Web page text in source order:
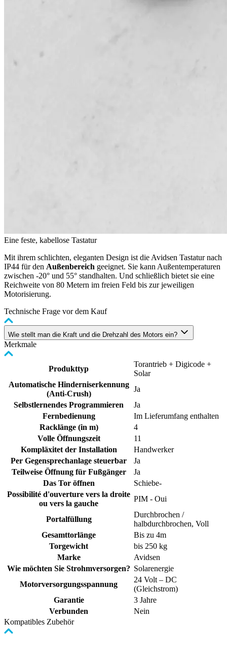
Eine feste, kabellose Tastatur
Mit ihrem schlichten, eleganten Design ist die Avidsen Tastatur nach
IP44 für den Außenbereich geeignet. Sie kann Außentemperaturen
zwischen -20° und 55° standhalten. Und schließlich bietet sie eine
Reichweite von 80 Metern im freien Feld bis zur jeweiligen
Motorisierung.
Technische Frage vor dem Kauf
Wie stellt man die Kraft und die Drehzahl des Motors ein?
Merkmale
Produkttyp
Torantrieb + Digicode +
Solar
Automatische Hinderniserkennung
(Anti-Crush)
Ja
Selbstlernendes Programmieren
Ja
Fernbedienung
Im Lieferumfang enthalten
Racklänge (in m)
4
Volle Öffnungszeit
11
Kompläxitet der Installation
Handwerker
Per Gegensprechanlage steuerbar
Ja
Teilweise Öffnung für Fußgänger
Ja
Das Tor öffnen
Schiebe-
Possibilité d'ouverture vers la droite
ou vers la gauche
PIM - Oui
Portalfüllung
Durchbrochen /
halbdurchbrochen, Voll
Gesamttorlänge
Bis zu 4m
Torgewicht
bis 250 kg
Marke
Avidsen
Wie möchten Sie Strohmversorgen? Solarenergie
Motorversorgungsspannung
24 Volt – DC
(Gleichstrom)
Garantie
3 Jahre
Verbunden
Nein
Kompatibles Zubehör